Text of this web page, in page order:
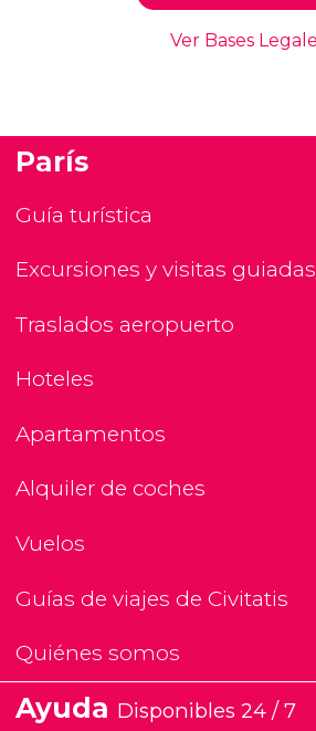
París
Guía turística
Excursiones y visitas guiadas
Traslados aeropuerto
Hoteles
Apartamentos
Alquiler de coches
Vuelos
Guías de viajes de Civitatis
Quiénes somos
Ayuda Disponibles 24 / 7